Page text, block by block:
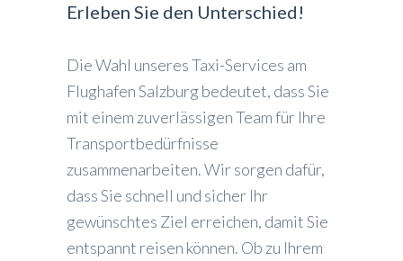
Erleben Sie den Unterschied!
Die Wahl unseres Taxi-Services am
Flughafen Salzburg bedeutet, dass Sie
mit einem zuverlässigen Team für Ihre
Transportbedürfnisse
zusammenarbeiten. Wir sorgen dafür,
dass Sie schnell und sicher Ihr
gewünschtes Ziel erreichen, damit Sie
entspannt reisen können. Ob zu Ihrem